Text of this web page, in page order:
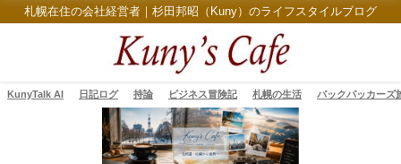
札幌在住の会社経営者｜杉田邦昭（Kuny）のライフスタイルブログ
KunyTalk AI 日記ログ 持論 ビジネス冒険記 札幌の生活 バックパッカーズ